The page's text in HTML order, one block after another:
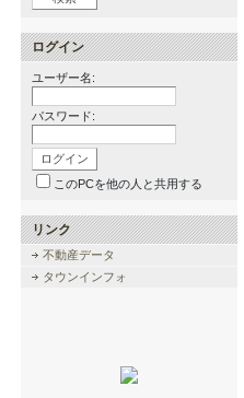
ログイン
ユーザー名:
パスワード:
このPCを他の人と共用する
リンク
不動産データ
タウンインフォ